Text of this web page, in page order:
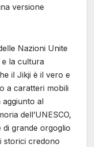
versione
Nazioni Unite
e la cultura
il Jikji è il vero e
a caratteri mobili
al
dell’UNESCO,
grande orgoglio
storici credono